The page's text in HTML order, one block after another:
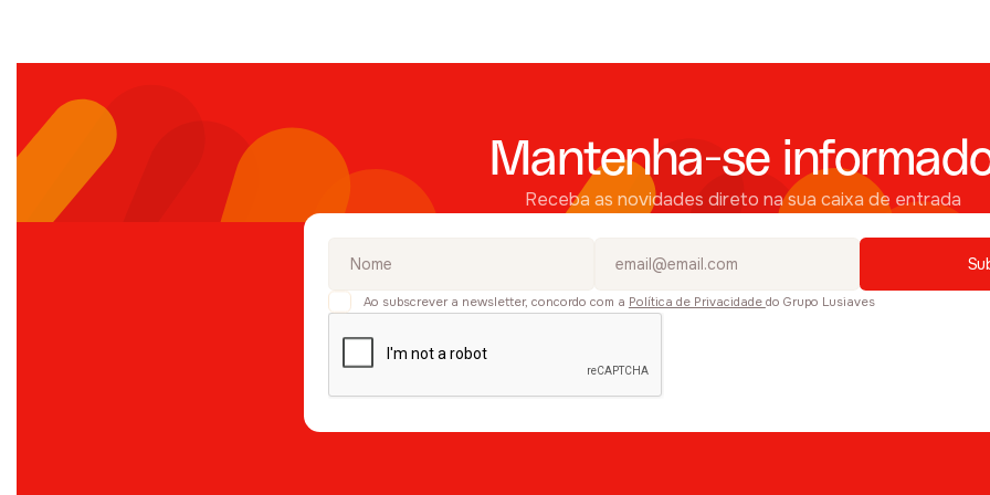
Mantenha-se
Receba as novidades direto na sua caixa de entrada
Ao subscrever a newsletter, concordo com a Política de Privacidade do Grupo Lusiaves